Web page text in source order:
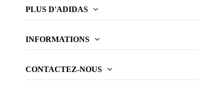
PLUS D'ADIDAS
INFORMATIONS
CONTACTEZ-NOUS